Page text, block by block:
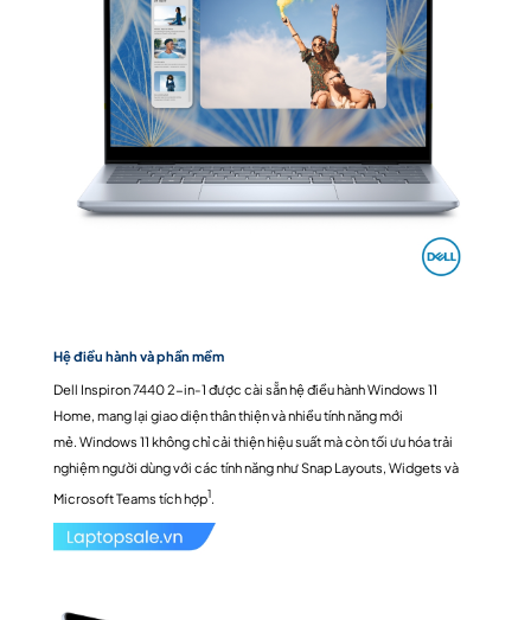
Hệ điều hành và phần mềm
Dell Inspiron 7440 2-in-1 được cài sẵn hệ điều hành Windows 11
Home, mang lại giao diện thân thiện và nhiều tính năng mới
mẻ. Windows 11 không chỉ cải thiện hiệu suất mà còn tối ưu hóa trải
nghiệm người dùng với các tính năng như Snap Layouts, Widgets và
Microsoft Teams tích hợp1